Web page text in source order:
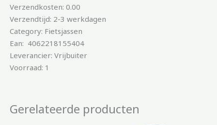
Verzendkosten: 0.00
Verzendtijd: 2-3 werkdagen
Category: Fietsjassen
Ean: 4062218155404
Leverancier: Vrijbuiter
Voorraad: 1
Gerelateerde producten